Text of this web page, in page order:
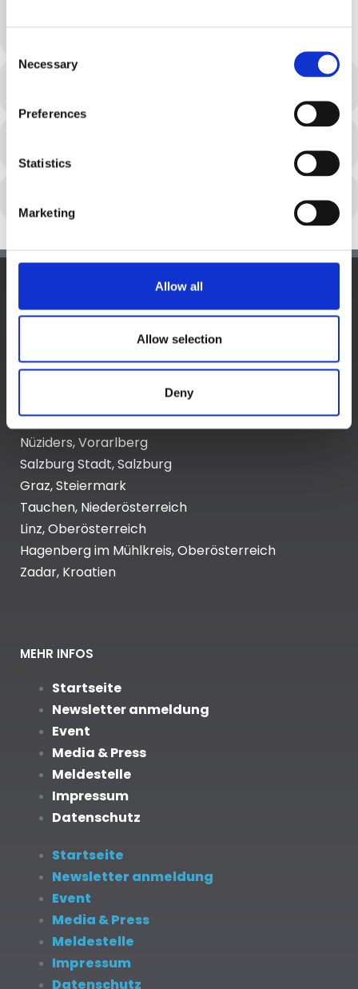
Selection
Necessary
Preferences
Statistics
Marketing
Allow all
Allow selection
Deny
Hauptsitz:
Kupelwiesergasse 10, 1130 Wien
Unterstützende Standorte:
Nüziders, Vorarlberg
Salzburg Stadt, Salzburg
Graz, Steiermark
Tauchen, Niederösterreich
Linz, Oberösterreich
Hagenberg im Mühlkreis, Oberösterreich
Zadar, Kroatien
MEHR INFOS
Startseite
Newsletter anmeldung
Event
Media & Press
Meldestelle
Impressum
Datenschutz
Startseite
Newsletter anmeldung
Event
Media & Press
Meldestelle
Impressum
Datenschutz